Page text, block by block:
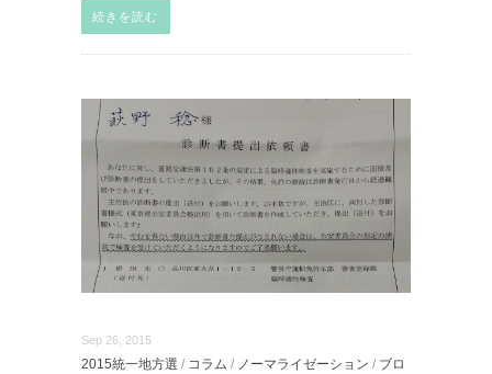
続きを読む
Sep 26, 2015
2015統一地方選 / コラム / ノーマライゼーション / ブロ